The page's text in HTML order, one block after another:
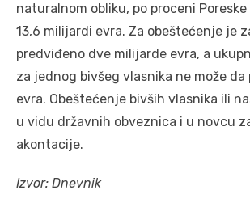
naturalnom obliku, po proceni
13,6 milijardi evra. Za obeštećenje je
predviđeno dve milijarde evra, a
za jednog bivšeg vlasnika ne može
evra. Obeštećenje bivših vlasnika ili
u vidu državnih obveznica i u novcu
akontacije.
Izvor: Dnevnik